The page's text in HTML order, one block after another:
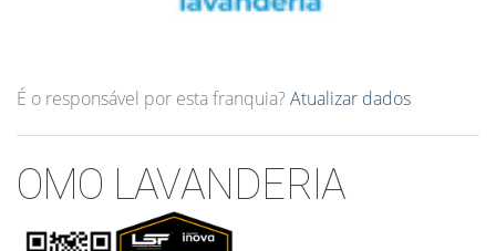
É o responsável por esta franquia? Atualizar dados
OMO LAVANDERIA